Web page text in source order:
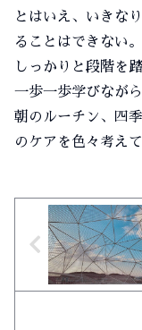
とはいえ、いきな
ることはできない
しっかりと段階を
一歩一歩学びなが
朝のルーチン、四
のケアを色々考え